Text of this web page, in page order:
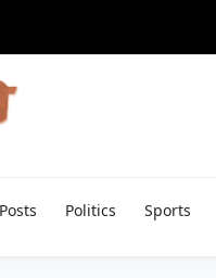
Posts Politics Sports